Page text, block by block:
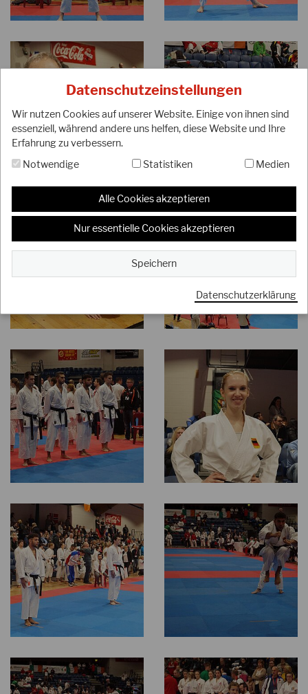
Datenschutzeinstellungen
Wir nutzen Cookies auf unserer Website. Einige von ihnen sind
essenziell, während andere uns helfen, diese Website und Ihre
Erfahrung zu verbessern.
Notwendige
Statistiken Medien
Alle Cookies akzeptieren
Nur essentielle Cookies akzeptieren
Speichern
Datenschutzerklärung